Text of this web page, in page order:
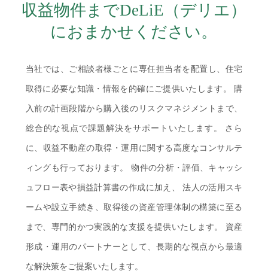
収益物件までDeLiE（デリエ）
におまかせください。
当社では、ご相談者様ごとに専任担当者を配置し、 住宅
取得に必要な知識・情報を的確にご提供いたします。 購
入前の計画段階から購入後のリスクマネジメントまで、
総合的な視点で課題解決をサポートいたします。 さら
に、収益不動産の取得・運用に関する高度な コンサルテ
ィングも行っております。 物件の分析・評価、 キャッシ
ュフロー表や損益計算書の作成に加え、 法人の活用スキ
ームや設立手続き、取得後の資産管理体制の構築に至る
まで、 専門的かつ実践的な支援を提供いたします。 資産
形成・運用のパートナーとして、 長期的な視点から最適
な解決策をご提案いたします。